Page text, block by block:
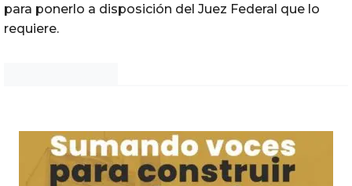
para ponerlo a disposición del Juez Federal que lo
requiere.